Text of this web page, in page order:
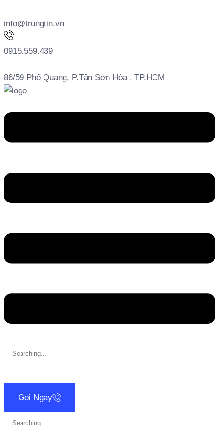
info@trungtin.vn
0915.559.439
86/59 Phổ Quang, P.Tân Sơn Hòa , TP.HCM
Search
Gọi Ngay
Search